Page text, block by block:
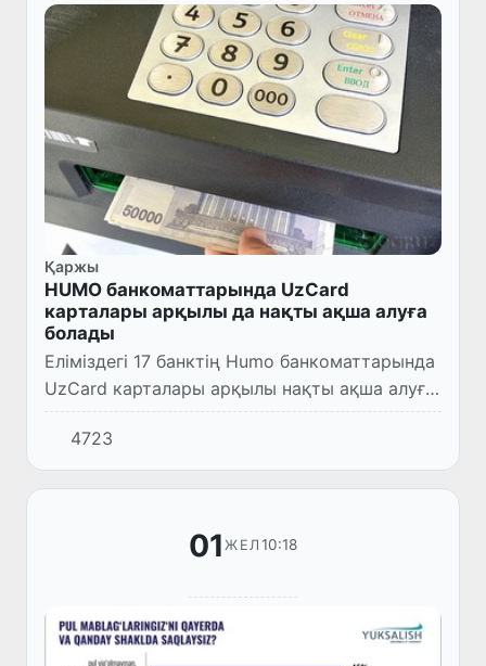
Қаржы
HUMO банкоматтарында UzCard
карталары арқылы да нақты ақша алуға
болады
Еліміздегі 17 банктің Humo банкоматтарында
UzCard карталары арқылы нақты ақша алуға
мүмкіндік туды.
4723
01ЖЕЛ 10:18